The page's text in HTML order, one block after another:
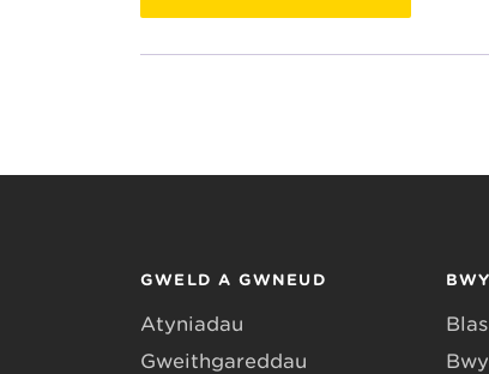
GWELD A GWNEUD
Atyniadau
Gweithgareddau